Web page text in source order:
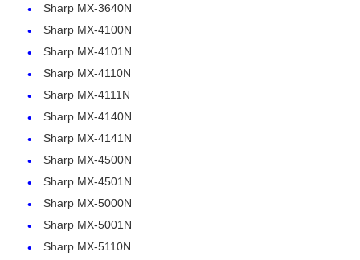
Contattaci
notizie
Tutti i casi
Richiedere un preventivo
HP TONER CHIP
Sharp MX-3640N
Sharp MX-4100N
Sharp MX-4101N
Sharp MX-4110N
Sharp MX-4111N
Sharp MX-4140N
Sharp MX-4141N
Sharp MX-4500N
Sharp MX-4501N
Sharp MX-5000N
Sharp MX-5001N
Sharp MX-5110N